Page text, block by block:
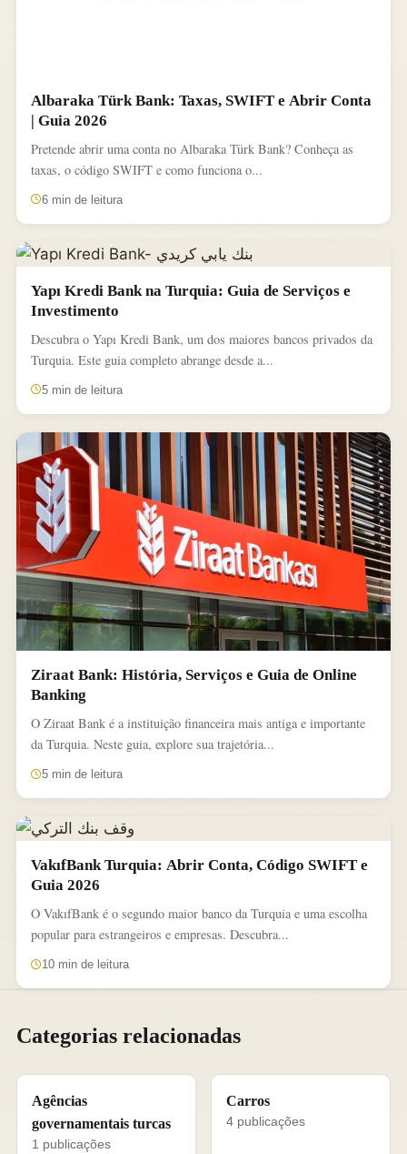
Albaraka Türk Bank: Taxas, SWIFT e Abrir Conta
| Guia 2026
Pretende abrir uma conta no Albaraka Türk Bank? Conheça as
taxas, o código SWIFT e como funciona o...
6 min de leitura
Yapı Kredi Bank na Turquia: Guia de Serviços e
Investimento
Descubra o Yapı Kredi Bank, um dos maiores bancos privados da
Turquia. Este guia completo abrange desde a...
5 min de leitura
Ziraat Bank: História, Serviços e Guia de Online
Banking
O Ziraat Bank é a instituição financeira mais antiga e importante
da Turquia. Neste guia, explore sua trajetória...
5 min de leitura
VakıfBank Turquia: Abrir Conta, Código SWIFT e
Guia 2026
O VakıfBank é o segundo maior banco da Turquia e uma escolha
popular para estrangeiros e empresas. Descubra...
10 min de leitura
Categorias relacionadas
Agências
governamentais turcas
1 publicações
Carros
4 publicações